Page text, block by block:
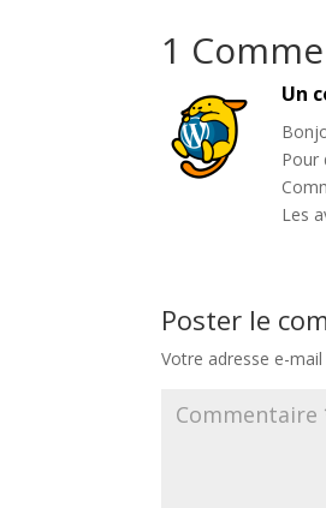
1
Un
Pour
Les
Poster le
Votre adresse e-